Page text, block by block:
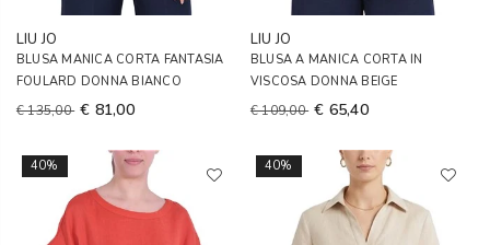
LIU JO
BLUSA MANICA CORTA FANTASIA
FOULARD DONNA BIANCO
€ 135,00 € 81,00
LIU JO
BLUSA A MANICA CORTA IN
VISCOSA DONNA BEIGE
€ 109,00 € 65,40
40% 40%